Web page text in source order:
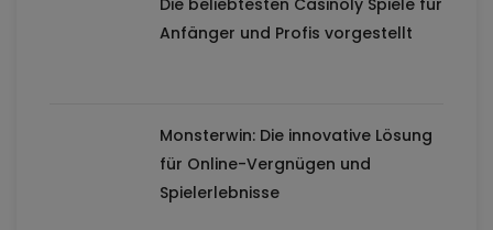
Die beliebtesten Casinoly Spiele für
Anfänger und Profis vorgestellt
Monsterwin: Die innovative Lösung
für Online-Vergnügen und
Spielerlebnisse